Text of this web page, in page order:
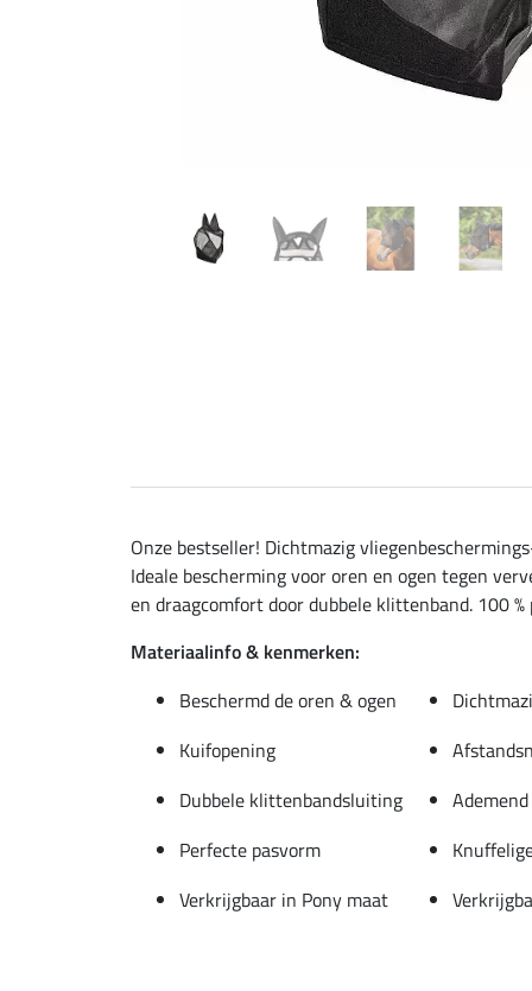
Onze bestseller! Dichtmazig
Ideale bescherming voor oren en ogen tegen
en draagcomfort door dubbele klittenband. 100 %
Materiaalinfo & kenmerken:
Beschermd de oren & ogen
Kuifopening
Dubbele klittenbandsluiting
Perfecte pasvorm
Verkrijgbaar in Pony maat